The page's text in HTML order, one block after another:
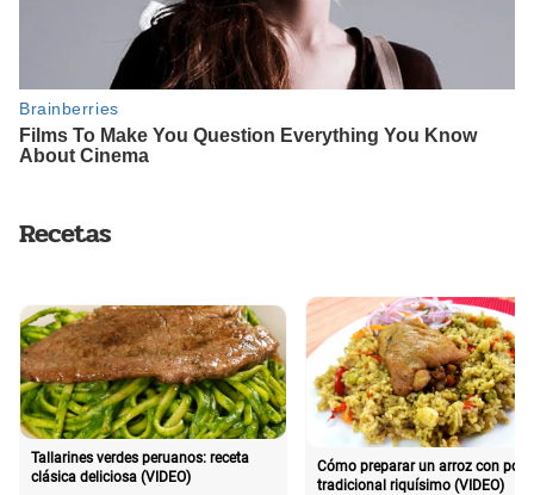
Recetas
Tallarines verdes peruanos: receta
clásica deliciosa (VIDEO)
Cómo preparar un arroz con pollo
tradicional riquísimo (VIDEO)